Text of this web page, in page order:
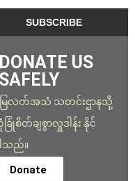
DONATE US
SAFELY
ေလတ်အသံ သတင်းဌာနသို့
ြုံစိတ်ချစွာလှူဒါန်း နိုင်
သည်။
Donate